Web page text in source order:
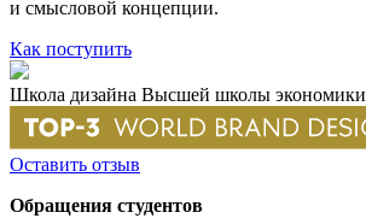
и смысловой концепции.
Как поступить
Школа дизайна Высшей школы экономики
Оставить отзыв
Обращения студентов